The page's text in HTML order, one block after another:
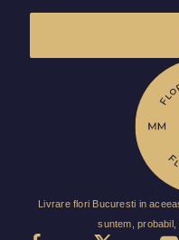
Livrare flori Bucuresti in
suntem, probabil,